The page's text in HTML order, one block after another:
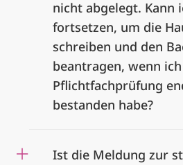
nicht abgelegt. Kann
fortsetzen, um die
schreiben und den
beantragen, wenn
Pflichtfachprüfung
bestanden habe?
Ist die Meldung zur